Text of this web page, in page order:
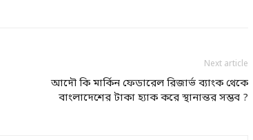
Next article
আদৌ কি মার্কিন ফেডারেল রিজার্ভ ব্যাংক থেকে
বাংলাদেশের টাকা হ্যাক করে স্থানান্তর সম্ভব ?